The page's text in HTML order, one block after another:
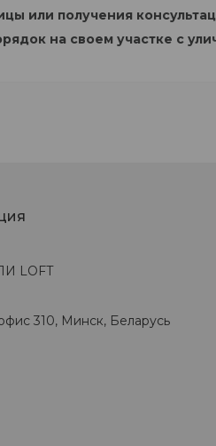
или получения
на своем участке с
LOFT
310, Минск, Беларусь